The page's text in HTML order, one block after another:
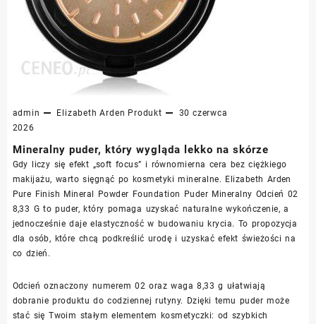
admin Elizabeth Arden Produkt
30 czerwca
2026
Mineralny puder, który wygląda lekko na skórze
Gdy liczy się efekt „soft focus” i równomierna cera bez ciężkiego
makijażu, warto sięgnąć po kosmetyki mineralne. Elizabeth Arden
Pure Finish Mineral Powder Foundation Puder Mineralny Odcień 02
8,33 G to puder, który pomaga uzyskać naturalne wykończenie, a
jednocześnie daje elastyczność w budowaniu krycia. To propozycja
dla osób, które chcą podkreślić urodę i uzyskać efekt świeżości na
co dzień.
Odcień oznaczony numerem 02 oraz waga 8,33 g ułatwiają
dobranie produktu do codziennej rutyny. Dzięki temu puder może
stać się Twoim stałym elementem kosmetyczki: od szybkich